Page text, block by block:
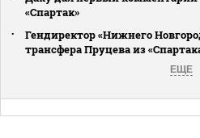
«Спартак»
Гендиректор «Нижнего
трансфера Пруцева из
ЕЩЕ